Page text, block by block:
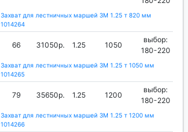
Захват для лестничных маршей ЗМ 1.25 т 820 мм
1014264
66 31050р. 1.25 1050
выбор:
180-220
Захват для лестничных маршей ЗМ 1.25 т 1050 мм
1014265
79 35650р. 1.25 1200
выбор:
180-220
Захват для лестничных маршей ЗМ 1.25 т 1200 мм
1014266